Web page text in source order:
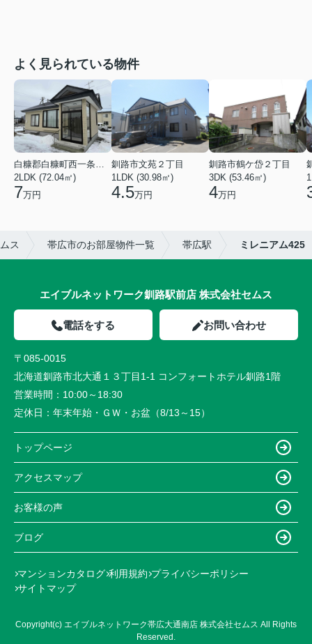
よく見られている物件
白糠郡白糠町西一条南４丁目
2LDK (72.04㎡)
7万円
釧路市文苑２丁目
1LDK (30.98㎡)
4.5万円
釧路市鶴ケ岱２丁目
3DK (53.46㎡)
4万円
ス 帯広市のお部屋物件一覧 帯広駅 ミレニアム425
エイブルネットワーク釧路駅前店 株式会社セムス
電話をする お問い合わせ
〒085-0015
北海道釧路市北大通１３丁目1-1 コンフォートホテル釧路1階
営業時間： 10:00～18:30
定休日： 年末年始・ＧＷ・お盆（8/13～15）
トップページ
アクセスマップ
お客様の声
ブログ
マンションカタログ 利用規約 プライバシーポリシー
サイトマップ
Copyright(c) エイブルネットワーク帯広大通南店 株式会社セムス All Rights
Reserved.